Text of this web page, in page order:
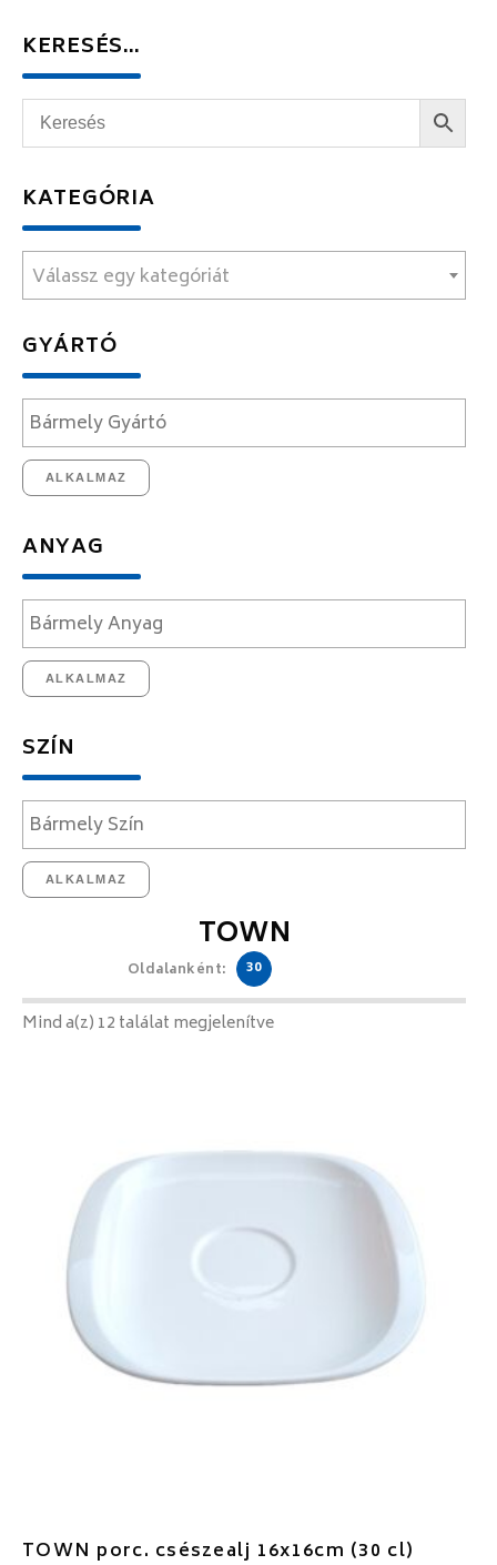
KERESÉS…
KATEGÓRIA
Válassz egy kategóriát
GYÁRTÓ
ALKALMAZ
ANYAG
ALKALMAZ
SZÍN
ALKALMAZ
TOWN
Oldalanként: 30
Mind a(z) 12 találat megjelenítve
TOWN porc. csészealj 16x16cm (30 cl)